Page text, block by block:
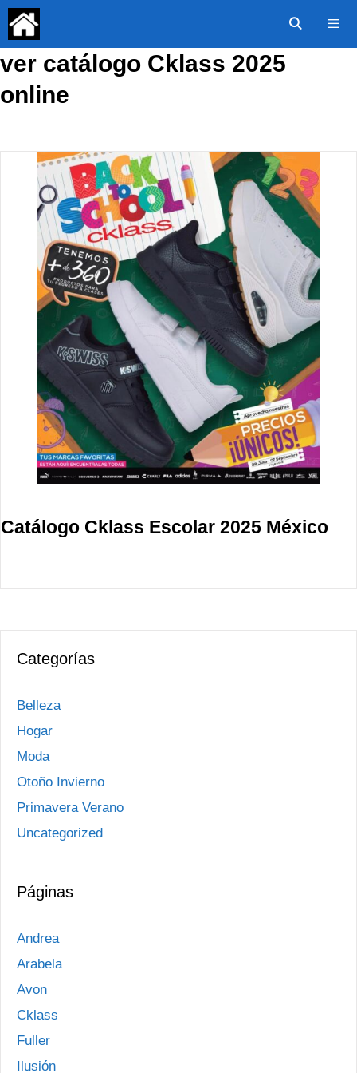
Saltar
contenido
ver catálogo Cklass 2025
online
Catálogo Cklass Escolar 2025 México
Categorías
Belleza
Hogar
Moda
Otoño Invierno
Primavera Verano
Uncategorized
Páginas
Andrea
Arabela
Avon
Cklass
Fuller
Ilusión